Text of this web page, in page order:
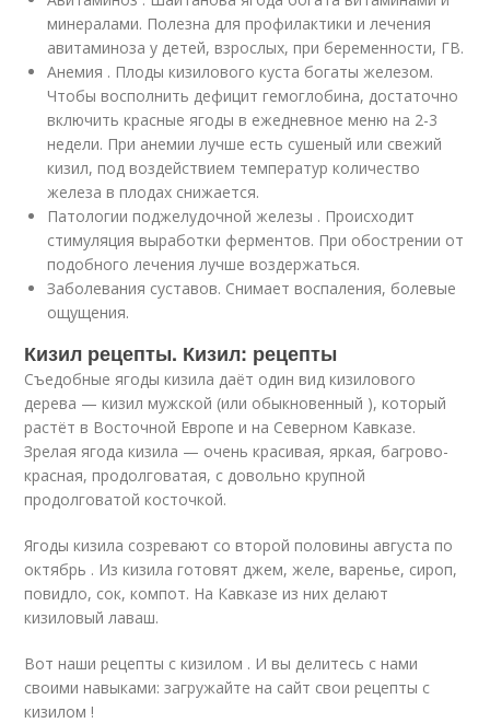
минералами. Полезна для профилактики и лечения
авитаминоза у детей, взрослых, при беременности, ГВ.
Анемия . Плоды кизилового куста богаты железом.
Чтобы восполнить дефицит гемоглобина, достаточно
включить красные ягоды в ежедневное меню на 2-3
недели. При анемии лучше есть сушеный или свежий
кизил, под воздействием температур количество
железа в плодах снижается.
Патологии поджелудочной железы . Происходит
стимуляция выработки ферментов. При обострении от
подобного лечения лучше воздержаться.
Заболевания суставов. Снимает воспаления, болевые
ощущения.
Кизил рецепты. Кизил: рецепты
Съедобные ягоды кизила даёт один вид кизилового
дерева — кизил мужской (или обыкновенный ), который
растёт в Восточной Европе и на Северном Кавказе.
Зрелая ягода кизила — очень красивая, яркая, багрово-
красная, продолговатая, с довольно крупной
продолговатой косточкой.
Ягоды кизила созре­вают со второй половины августа по
октябрь . Из кизила готовят джем, желе, варенье, сироп,
повидло, сок, компот. На Кавказе из них делают
кизиловый лаваш.
Вот наши рецепты с кизилом . И вы делитесь с нами
своими навыками: загружайте на сайт свои рецепты с
кизилом !